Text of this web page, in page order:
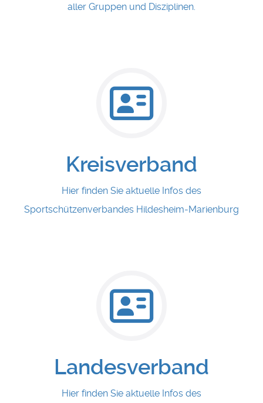
aller Gruppen und Disziplinen.
Kreisverband
Hier finden Sie aktuelle Infos des
Sportschützenverbandes Hildesheim-Marienburg
Landesverband
Hier finden Sie aktuelle Infos des